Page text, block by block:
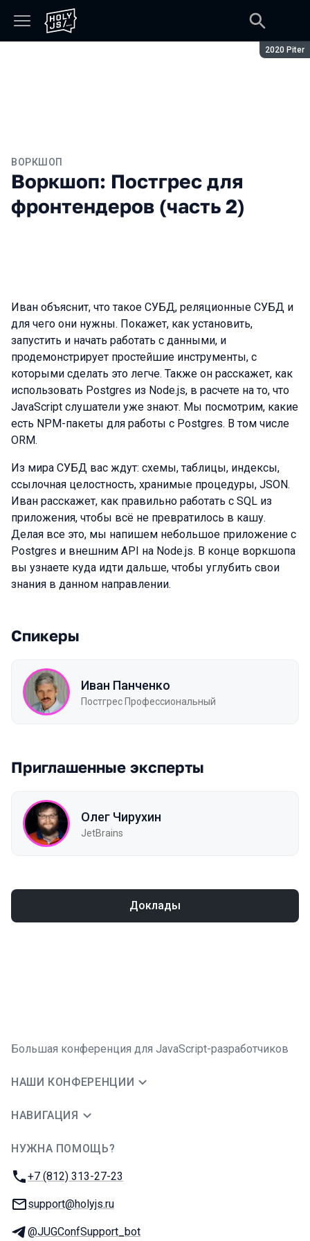
Сезон:
2020 Piter
ВОРКШОП
Воркшоп: Постгрес для
фронтендеров (часть 2)
Иван объяснит, что такое СУБД, реляционные СУБД и
для чего они нужны. Покажет, как установить,
запустить и начать работать с данными, и
продемонстрирует простейшие инструменты, с
которыми сделать это легче. Также он расскажет, как
использовать Postgres из Node.js, в расчете на то, что
JavaScript слушатели уже знают. Мы посмотрим, какие
есть NPM-пакеты для работы с Postgres. В том числе
ORM.
Из мира СУБД вас ждут: схемы, таблицы, индексы,
ссылочная целостность, хранимые процедуры, JSON.
Иван расскажет, как правильно работать с SQL из
приложения, чтобы всё не превратилось в кашу.
Делая все это, мы напишем небольшое приложение с
Postgres и внешним API на Node.js. В конце воркшопа
вы узнаете куда идти дальше, чтобы углубить свои
знания в данном направлении.
Спикеры
Иван Панченко
Постгрес Профессиональный
Приглашенные эксперты
Олег Чирухин
JetBrains
Доклады
Большая конференция для JavaScript-разработчиков
НАШИ КОНФЕРЕНЦИИ
НАВИГАЦИЯ
НУЖНА ПОМОЩЬ?
Телефон:
+7 (812) 313-27-23
E-mail:
support@holyjs.ru
Телеграм:
@JUGConfSupport_bot